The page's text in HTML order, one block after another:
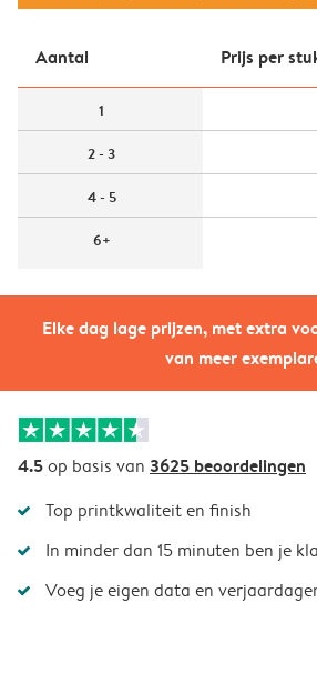
Elke dag lage prijzen, met extra
van meer
Aantal Prijs per
1
2 - 3
4 - 5
6+
4.5op basis van 3625 beoordelingen
Top printkwaliteit en finish
In minder dan 15 minuten ben je
Voeg je eigen data en